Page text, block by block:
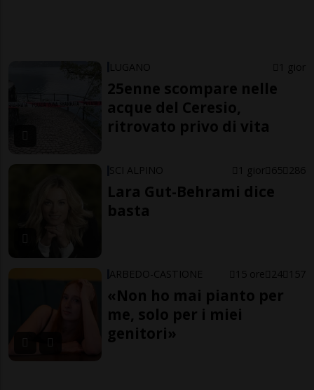
LUGANO 1 gior
25enne scompare nelle
acque del Ceresio,
ritrovato privo di vita
SCI ALPINO 1 gior 65 286
Lara Gut-Behrami dice
basta
ARBEDO-CASTIONE 15 ore 24 157
«Non ho mai pianto per
me, solo per i miei
genitori»